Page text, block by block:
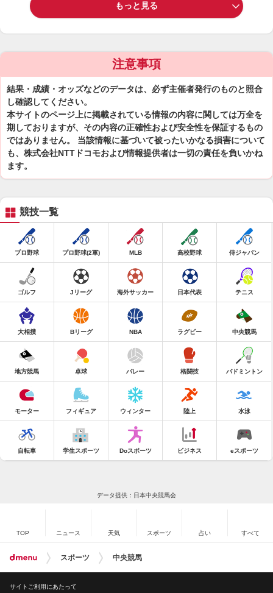
もっと見る
注意事項
結果・成績・オッズなどのデータは、必ず主催者発行のものと照合
し確認してください。
本サイトのページ上に掲載されている情報の内容に関しては万全を
期しておりますが、その内容の正確性および安全性を保証するもの
ではありません。 当該情報に基づいて被ったいかなる損害について
も、株式会社NTTドコモおよび情報提供者は一切の責任を負いかね
ます。
競技一覧
プロ野球 プロ野球(2軍) MLB 高校野球 侍ジャパン
ゴルフ Jリーグ 海外サッカー 日本代表 テニス
大相撲 Bリーグ NBA ラグビー 中央競馬
地方競馬 卓球 バレー 格闘技 バドミントン
モーター フィギュア ウィンター 陸上 水泳
自転車 学生スポーツ Doスポーツ ビジネス eスポーツ
データ提供：日本中央競馬会
TOP ニュース 天気 スポーツ 占い すべて
スポーツ 中央競馬
サイトご利用にあたって